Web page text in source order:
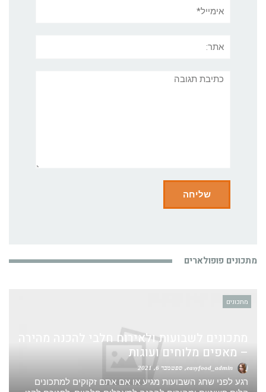
תגובה
מתכונים פופולארים
מתכונים
מתכונים לשבועות ולאירוח חלבי להכנה מהירה
– מאפים מלוחים ועוגות
ספטמבר 6, 2021
רגע לפני שחג השבועות מגיע או אם אתם זקוקים למתכונים